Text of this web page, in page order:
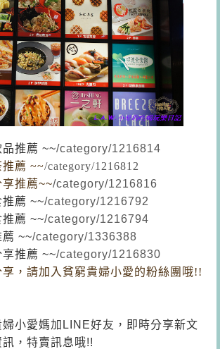
推薦 ~~/category/1216814
薦 ~~/category/1216812
推薦~~/category/1216816
薦 ~~/category/1216792
薦 ~~/category/1216794
薦 ~~/category/1336388
推薦 ~~/category/1216830
，請加入貧窮貴婦小愛的粉絲團哦!!
小愛媽加LINE好友，即時分享新文
，特賣訊息哦!!